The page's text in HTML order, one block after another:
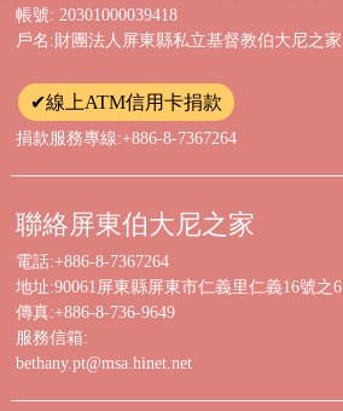
帳號: 20301000039418
戶名:財團法人屏東縣私立基督教伯大尼之家
✔線上ATM信用卡捐款
捐款服務專線:+886-8-7367264
聯絡屏東伯大尼之家
電話:+886-8-7367264
地址:90061屏東縣屏東市仁義里仁義16號之6
傳真:+886-8-736-9649
服務信箱:
bethany.pt@msa.hinet.net